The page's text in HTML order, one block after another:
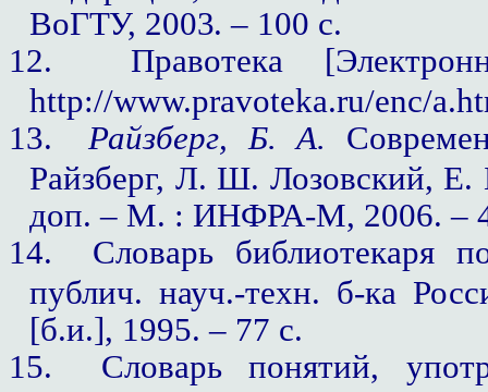
ВоГТУ, 2003. – 100 с.
12.
Правотека
http://www.pravoteka.ru/enc/
13.
Райзберг, Б. А.
Райзберг, Л. Ш. Лозовский, Е.
доп. – М. : ИНФРА-М, 2006. –
14.
Словарь библиотекаря
публич. науч.-техн. б-ка
[б.и.], 1995. – 77 с.
15.
Словарь понятий,